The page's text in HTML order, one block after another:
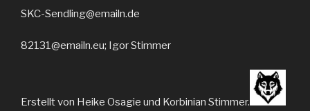
SKC-Sendling@emailn.de
82131@emailn.eu; Igor Stimmer
Erstellt von Heike Osagie und Korbinian Stimmer.